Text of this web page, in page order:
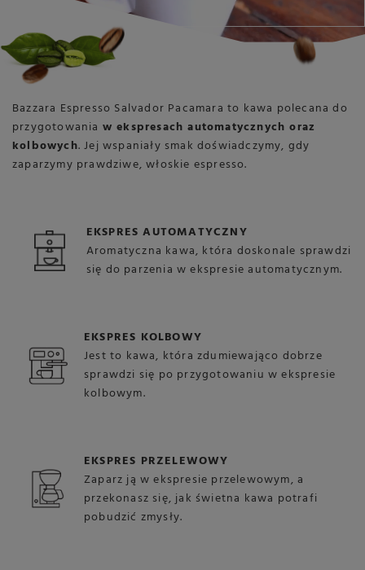
Bazzara Espresso Salvador Pacamara to kawa polecana do
przygotowania w ekspresach automatycznych oraz
kolbowych. Jej wspaniały smak doświadczymy, gdy
zaparzymy prawdziwe, włoskie espresso.
EKSPRES AUTOMATYCZNY
Aromatyczna kawa, która doskonale sprawdzi
się do parzenia w ekspresie automatycznym.
EKSPRES KOLBOWY
Jest to kawa, która zdumiewająco dobrze
sprawdzi się po przygotowaniu w ekspresie
kolbowym.
EKSPRES PRZELEWOWY
Zaparz ją w ekspresie przelewowym, a
przekonasz się, jak świetna kawa potrafi
pobudzić zmysły.